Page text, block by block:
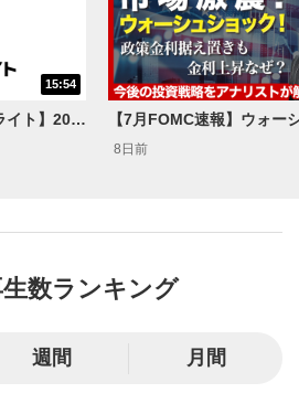
り
/早送りします。
す。再生したい位置をクリック
画が再生されます。
と音量が調整できます。
れます。再度クリックすると元
15:54
【ハイテク企業決算ハイライト】2027年分のメモリに売切れ報道!?＜米国マーケットダイジェスト8/5号＞
8日前
数ランキング
週間 月間